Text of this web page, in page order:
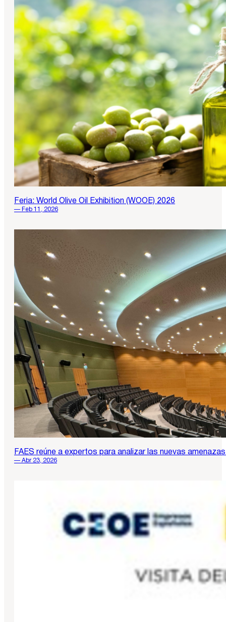
Feria: World Olive Oil Exhibition (WOOE) 2026
— Feb 11, 2026
FAES reúne a expertos para analizar las nuevas
— Abr 23, 2026